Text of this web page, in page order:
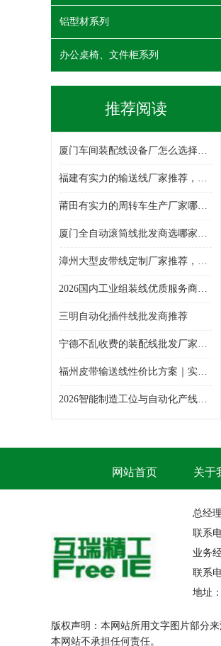
铝型材系列
办公桌椅、文件柜系列
推荐阅读
厦门车间装配线设备厂怎么选择，单层输送线/插件线/拷机车/滚筒线/倍速链组装线/厂线周转车，装配线生产厂家哪家好
福建有实力的输送线厂家推荐，老化车/周转车/铝型材周转车/倍速链组装线/单层输送线/皮带线，输送线设备生产厂家选哪家
莆田有实力的周转车生产厂家哪家强，插件线/拷机车/装配线/铝型材周转车/多层周转车/厂线周转车，周转车生产厂家哪家专业
厦门全自动滚筒线批发商选哪家，滚筒线/拷机车/插件线/厂线周转车/物料周转车/周转车/倍速链组装线，滚筒线批发厂选哪家
漳州大型皮带线定制厂家推荐，装配线/精益管周转车/厂线周转车/单层输送线/组装线/倍速链组装线/周转车，皮带线厂选哪家
2026国内工业组装线优质服务商榜单：行业深度分析报告！
三明自动化插件线批发商推荐
宁德不乱收费的装配线批发厂家哪家专业
福州皮带输送线性价比方案｜实惠靠谱输送线整体造价解析
2026智能制造工位与自动化产线选型白皮书——精益工装&智能输送设备综合采购指南
网站首页 关于
总经
联系
业务
联系
地址
版权声明：本网站所用文字图片部分
本网站不承担任何责任。